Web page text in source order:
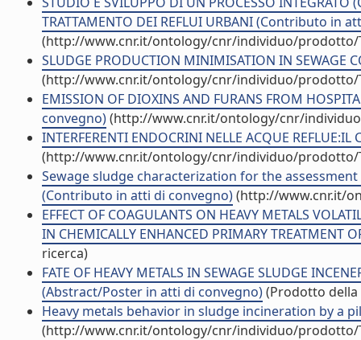
TRATTAMENTO DEI REFLUI URBANI (Contributo in
(http://www.cnr.it/ontology/cnr/individuo/prodotto/
SLUDGE PRODUCTION MINIMISATION IN
(http://www.cnr.it/ontology/cnr/individuo/prodotto/
EMISSION OF DIOXINS AND FURANS FROM
convegno)(http://www.cnr.it/ontology/cnr/
INTERFERENTI ENDOCRINI NELLE ACQUE
(http://www.cnr.it/ontology/cnr/individuo/prodotto/
Sewage sludge characterization for the
(Contributo in atti di convegno)(http://www.cnr.it/
EFFECT OF COAGULANTS ON HEAVY METALS
IN CHEMICALLY ENHANCED PRIMARY
ricerca)
FATE OF HEAVY METALS IN SEWAGE SLUDGE
(Abstract/Poster in atti di convegno)(Prodotto della
Heavy metals behavior in sludge incineration by a
(http://www.cnr.it/ontology/cnr/individuo/prodotto/